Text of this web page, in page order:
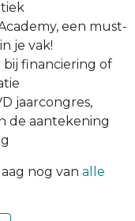
een must-
je vak!
bij financiering of
jaarcongres,
de aantekening
nog van alle